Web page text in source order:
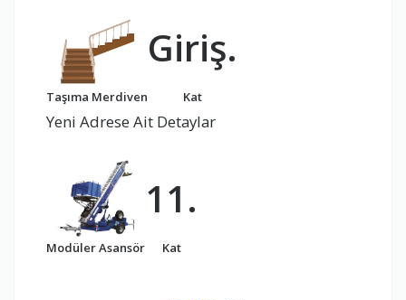
Taşıma Merdiven
Giriş.
Kat
Yeni Adrese Ait Detaylar
Modüler Asansör
11.
Kat